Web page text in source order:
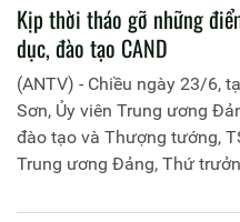
Kịp thời tháo gỡ những
dục, đào tạo CAND
(ANTV) - Chiều ngày 23/6,
Sơn, Ủy viên Trung ương
đào tạo và Thượng tướng,
Trung ương Đảng, Thứ
liên quan đến công tác